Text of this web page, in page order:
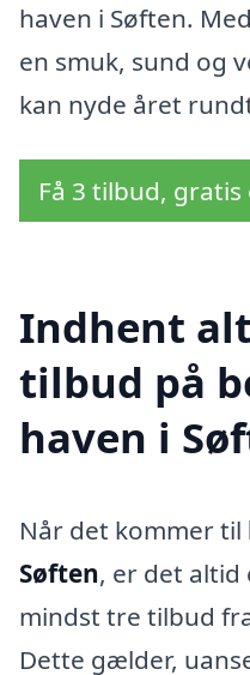
haven i Søften.
en smuk, sund og
kan nyde året
Få 3 tilbud,
Indhent
tilbud på
haven i
Når det kommer til
Søften, er det altid
mindst tre tilbud
Dette gælder,